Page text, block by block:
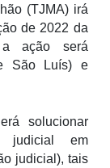
(TJMA) irá
de 2022 da
a ação será
São Luís) e
solucionar
judicial em
judicial), tais